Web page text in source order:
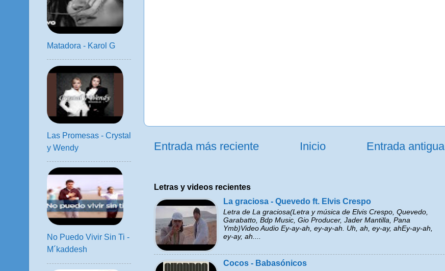
Entrada más reciente Entrada antigua
Inicio
Letras y videos recientes
La graciosa - Quevedo ft. Elvis Crespo
Letra de La graciosa(Letra y música de Elvis Crespo, Quevedo,
Garabatto, Bdp Music, Gio Producer, Jader Mantilla, Pana
Ymb)Video Audio Ey-ay-ah, ey-ay-ah. Uh, ah, ey-ay, ahEy-ay-ah,
ey-ay, ah....
Cocos - Babasónicos
Matadora - Karol G
Las Promesas - Crystal
y Wendy
No Puedo Vivir Sin Ti -
M´kaddesh